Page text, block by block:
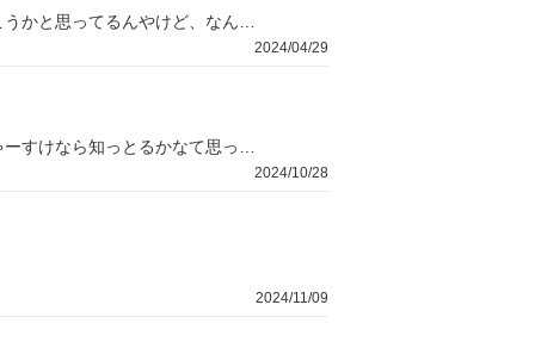
2024/04/29
2024/10/28
2024/11/09